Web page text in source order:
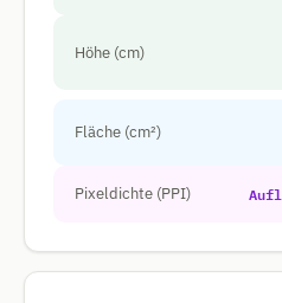
Höhe (cm)
Fläche (cm²)
Pixeldichte (PPI)